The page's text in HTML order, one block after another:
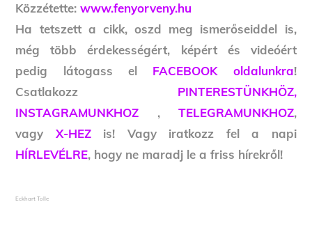
Közzétette:www.fenyorveny.hu
Ha tetszett a cikk, oszd meg ismerőseiddel is,
még több érdekességért, képért és videóért
pedig látogass el FACEBOOK oldalunkra!
Csatlakozz PINTERESTÜNKHÖZ,
INSTAGRAMUNKHOZ , TELEGRAMUNKHOZ,
vagy X-HEZis! Vagy iratkozz fel a napi
HÍRLEVÉLRE, hogy ne maradj le a friss hírekről!
Eckhart Tolle